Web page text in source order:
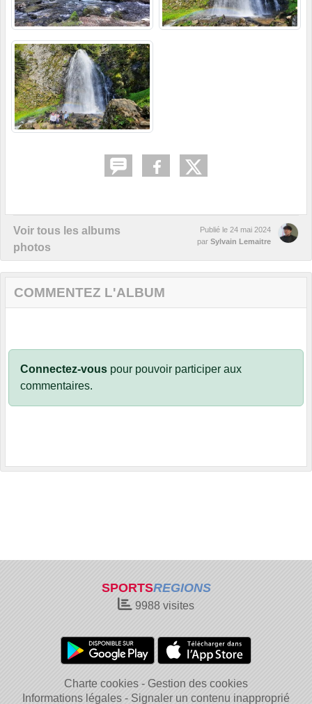
Voir tous les albums
photos
Publié le 24 mai 2024
par Sylvain Lemaitre
COMMENTEZ L'ALBUM
Connectez-vous pour pouvoir participer aux
commentaires.
SPORTSREGIONS
9988 visites
Charte cookies
Gestion des cookies
Informations légales
Signaler un contenu inapproprié